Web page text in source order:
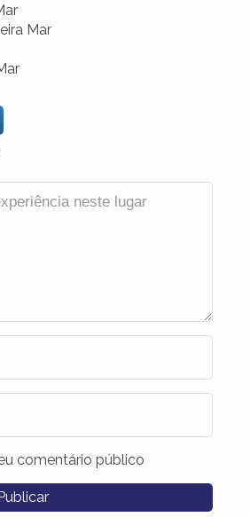
Mar
comentário público